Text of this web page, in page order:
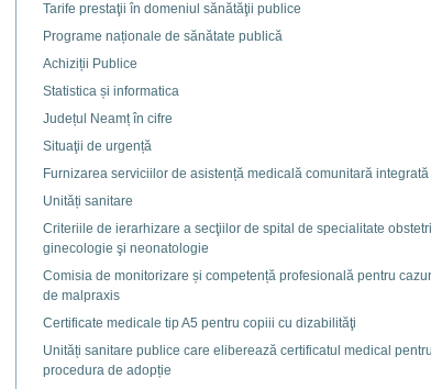
Tarife prestaţii în domeniul sănătăţii publice
Programe naționale de sănătate publică
Achiziții Publice
Statistica și informatica
Județul Neamț în cifre
Situaţii de urgență
Furnizarea serviciilor de asistență medicală comunitară integrată
Unități sanitare
Criteriile de ierarhizare a secţiilor de spital de specialitate
ginecologie şi neonatologie
Comisia de monitorizare și competență profesională pentru
de malpraxis
Certificate medicale tip A5 pentru copiii cu dizabilităţi
Unități sanitare publice care eliberează certificatul medical pentru
procedura de adopție